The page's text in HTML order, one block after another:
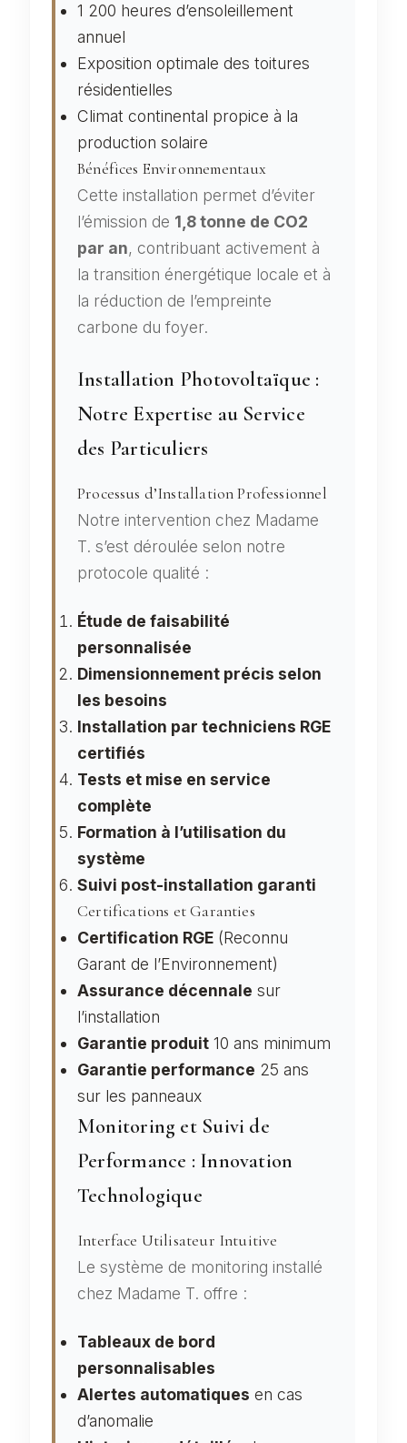
1 200 heures d’ensoleillement
annuel
Exposition optimale des toitures
résidentielles
Climat continental propice à la
production solaire
Bénéfices Environnementaux
Cette installation permet d’éviter
l’émission de 1,8 tonne de CO2
par an, contribuant activement à
la transition énergétique locale et à
la réduction de l’empreinte
carbone du foyer.
Installation Photovoltaïque :
Notre Expertise au Service
des Particuliers
Processus d’Installation Professionnel
Notre intervention chez Madame
T. s’est déroulée selon notre
protocole qualité :
Étude de faisabilité
personnalisée
Dimensionnement précis selon
les besoins
Installation par techniciens RGE
certifiés
Tests et mise en service
complète
Formation à l’utilisation du
système
Suivi post-installation garanti
Certifications et Garanties
Certification RGE (Reconnu
Garant de l’Environnement)
Assurance décennale sur
l’installation
Garantie produit 10 ans minimum
Garantie performance 25 ans
sur les panneaux
Monitoring et Suivi de
Performance : Innovation
Technologique
Interface Utilisateur Intuitive
Le système de monitoring installé
chez Madame T. offre :
Tableaux de bord
personnalisables
Alertes automatiques en cas
d’anomalie